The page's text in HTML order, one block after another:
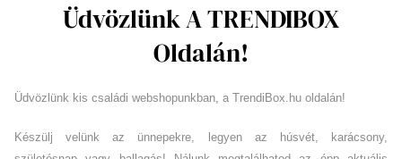
Üdvözlünk A TRENDIBOX
Oldalán!
Üdvözlünk kis családi webshopunkban, a TrendiBox.hu oldalán!
Készülj velünk az ünnepekre, legyen az húsvét, karácsony,